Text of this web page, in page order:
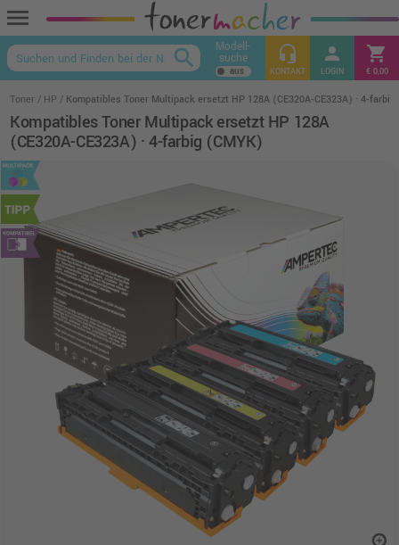
menu
keyboard_arrow_up
search Modell-
suche headset_mic
KONTAKT
person
LOGIN
shopping_cart
€ 0,00
Toner HP Kompatibles Toner Multipack ersetzt HP 128A (CE320A-CE323A) · 4-
Kompatibles Toner Multipack ersetzt HP 128A
(CE320A-CE323A) · 4-farbig (CMYK)